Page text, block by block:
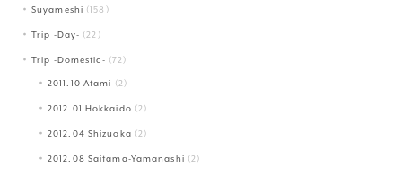
Suyameshi (158)
Trip -Day- (22)
Trip -Domestic- (72)
2011.10 Atami (2)
2012.01 Hokkaido (2)
2012.04 Shizuoka (2)
2012.08 Saitama-Yamanashi (2)